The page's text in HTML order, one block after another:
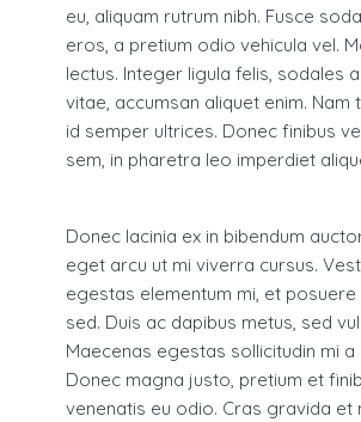
eu, aliquam rutrum nibh. Fusce
eros, a pretium odio vehicula vel.
lectus. Integer ligula felis, sodales
vitae, accumsan aliquet enim. Nam
id semper ultrices. Donec finibus
sem, in pharetra leo imperdiet
Donec lacinia ex in bibendum
eget arcu ut mi viverra cursus.
egestas elementum mi, et posuere
sed. Duis ac dapibus metus, sed
Maecenas egestas sollicitudin mi a
Donec magna justo, pretium et
venenatis eu odio. Cras gravida et